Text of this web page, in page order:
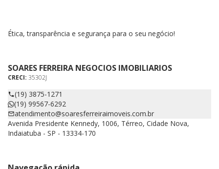
Ética, transparência e segurança para o seu negócio!
SOARES FERREIRA NEGOCIOS IMOBILIARIOS
CRECI: 35302J
(19) 3875-1271
(19) 99567-6292
atendimento@soaresferreiraimoveis.com.br
Avenida Presidente Kennedy, 1006, Térreo, Cidade Nova,
Indaiatuba - SP - 13334-170